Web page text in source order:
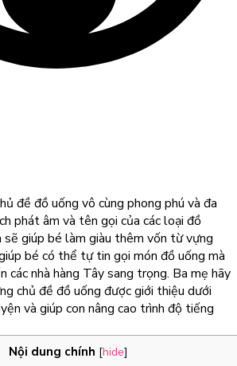
đề đồ uống vô cùng phong phú và đa
phát âm và tên gọi của các loại đồ
giúp bé làm giàu thêm vốn từ vựng
bé có thể tự tin gọi món đồ uống mà
các nhà hàng Tây sang trọng. Ba mẹ hãy
chủ đề đồ uống được giới thiệu dưới
và giúp con nâng cao trình độ tiếng
Nội dung chính [hide]